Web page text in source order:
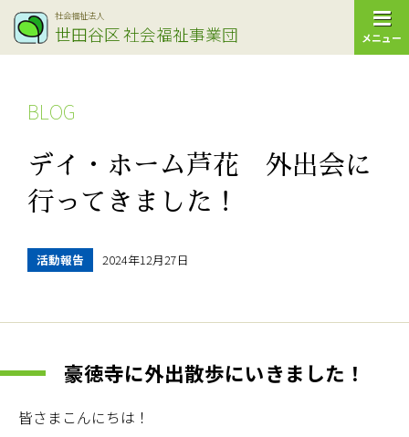
社会福祉法人
世田谷区社会福祉事業団
BLOG
デイ・ホーム芦花 外出会に
行ってきました！
活動報告 2024年12月27日
豪徳寺に外出散歩にいきました！
皆さまこんにちは！
メニュー